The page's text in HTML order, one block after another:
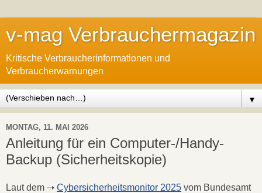
v-mag Verbrauchermagazin
Kritische Verbraucherinformationen und
Verbraucherwarnungen
▼
MONTAG, 11. MAI 2026
Anleitung für ein Computer-/Handy-
Backup (Sicherheitskopie)
Laut dem ➝ Cybersicherheitsmonitor 2025 vom Bundesamt